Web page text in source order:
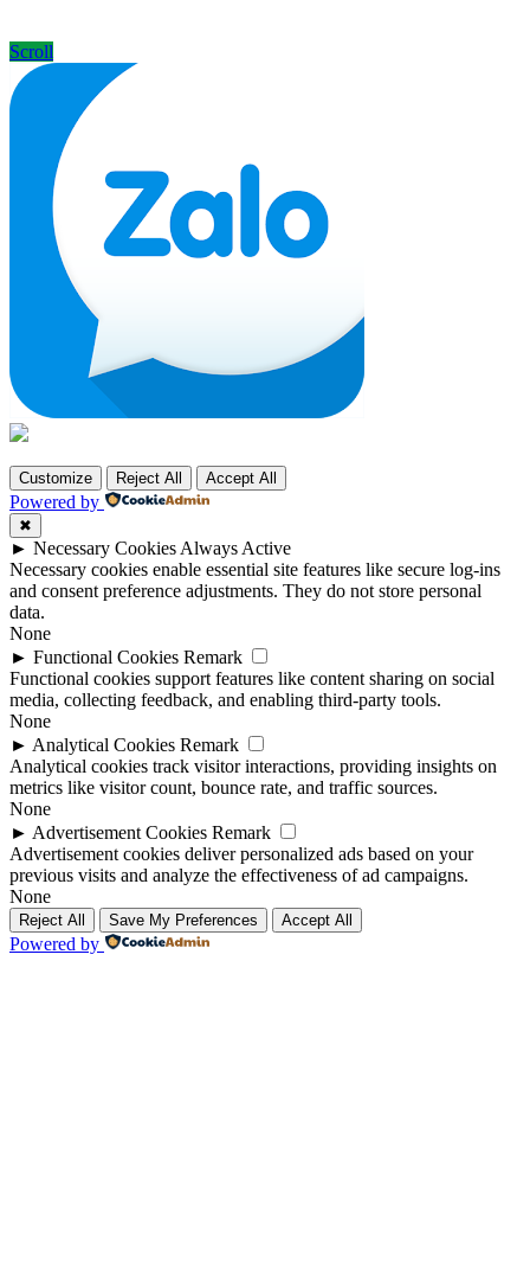
Scroll
Customize Reject All Accept All
Powered by
✖
► Necessary CookiesAlways Active
Necessary cookies enable essential site features like secure log-ins
and consent preference adjustments. They do not store personal
data.
None
► Functional Cookies Remark
Functional cookies support features like content sharing on social
media, collecting feedback, and enabling third-party tools.
None
► Analytical Cookies Remark
Analytical cookies track visitor interactions, providing insights on
metrics like visitor count, bounce rate, and traffic sources.
None
► Advertisement Cookies Remark
Advertisement cookies deliver personalized ads based on your
previous visits and analyze the effectiveness of ad campaigns.
None
Reject All Save My Preferences Accept All
Powered by